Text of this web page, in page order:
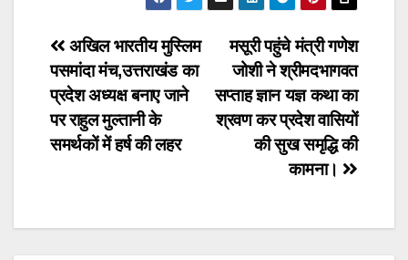
Post
navigation
मसूरी पहुंचे मंत्री गणेश
जोशी ने श्रीमदभागवत
सप्ताह ज्ञान यज्ञ कथा का
श्रवण कर प्रदेश वासियों
की सुख समृद्धि की
कामना।
अखिल भारतीय मुस्लिम
पसमांदा मंच,उत्तराखंड का
प्रदेश अध्यक्ष बनाए जाने
पर राहुल मुल्तानी के
समर्थकों में हर्ष की लहर